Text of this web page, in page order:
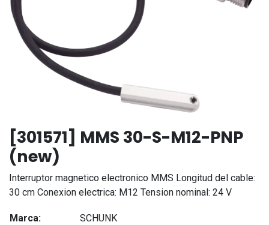
[301571] MMS 30-S-M12-PNP
(new)
Interruptor magnetico electronico MMS Longitud del cable:
30 cm Conexion electrica: M12 Tension nominal: 24 V
Marca:
SCHUNK